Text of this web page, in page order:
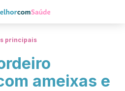
principais
ameixas e